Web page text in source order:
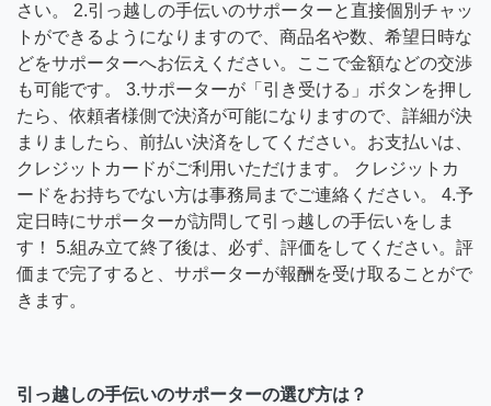
さい。 2.引っ越しの手伝いのサポーターと直接個別チャッ
トができるようになりますので、商品名や数、希望日時な
どをサポーターへお伝えください。ここで金額などの交渉
も可能です。 3.サポーターが「引き受ける」ボタンを押し
たら、依頼者様側で決済が可能になりますので、詳細が決
まりましたら、前払い決済をしてください。お支払いは、
クレジットカードがご利用いただけます。 クレジットカ
ードをお持ちでない方は事務局までご連絡ください。 4.予
定日時にサポーターが訪問して引っ越しの手伝いをしま
す！ 5.組み立て終了後は、必ず、評価をしてください。評
価まで完了すると、サポーターが報酬を受け取ることがで
きます。
引っ越しの手伝いのサポーターの選び方は？